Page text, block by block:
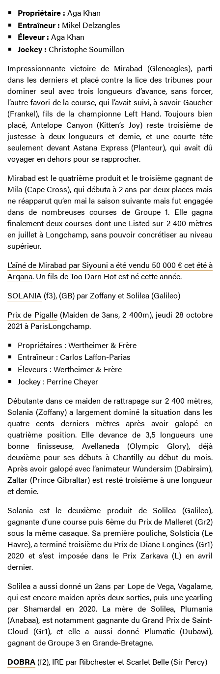
Propriétaire : Aga Khan
Entraîneur : Mikel Delzangles
Éleveur : Aga Khan
Jockey : Christophe Soumillon
Impressionnante victoire de Mirabad (Gleneagles), parti
dans les derniers et placé contre la lice des tribunes pour
dominer seul avec trois longueurs d’avance, sans forcer,
l’autre favori de la course, qui l’avait suivi, à savoir Gaucher
(Frankel), fils de la championne Left Hand. Toujours bien
placé, Antelope Canyon (Kitten’s Joy) reste troisième de
justesse à deux longueurs et demie, et une courte tête
seulement devant Astana Express (Planteur), qui avait dû
voyager en dehors pour se rapprocher.
Mirabad est le quatrième produit et le troisième gagnant de
Mila (Cape Cross), qui débuta à 2 ans par deux places mais
ne réapparut qu’en mai la saison suivante mais fut engagée
dans de nombreuses courses de Groupe 1. Elle gagna
finalement deux courses dont une Listed sur 2 400 mètres
en juillet à Longchamp, sans pouvoir concrétiser au niveau
supérieur.
L’aîné de Mirabad par Siyouni a été vendu 50 000 € cet été à
Arqana. Un fils de Too Darn Hot est né cette année.
SOLANIA (f3), (GB) par Zoffany et Solilea (Galileo)
Prix de Pigalle(Maiden de 3ans, 2 400m), jeudi 28 octobre
2021 à ParisLongchamp.
Propriétaires : Wertheimer & Frère
Entraîneur : Carlos Laffon-Parias
Éleveurs : Wertheimer & Frère
Jockey : Perrine Cheyer
Débutante dans ce maiden de rattrapage sur 2 400 mètres,
Solania (Zoffany) a largement dominé la situation dans les
quatre cents derniers mètres après avoir galopé en
quatrième position. Elle devance de 3,5 longueurs une
bonne finisseuse, Avellaneda (Olympic Glory), déjà
deuxième pour ses débuts à Chantilly au début du mois.
Après avoir galopé avec l’animateur Wundersim (Dabirsim),
Zaltar (Prince Gibraltar) est resté troisième à une longueur
et demie.
Solania est le deuxième produit de Solilea (Galileo),
gagnante d’une course puis 6ème du Prix de Malleret (Gr2)
sous la même casaque. Sa première pouliche, Solsticia (Le
Havre), a terminé troisième du Prix de Diane Longines (Gr1)
2020 et s’est imposée dans le Prix Zarkava (L) en avril
dernier.
Solilea a aussi donné un 2ans par Lope de Vega, Vagalame,
qui est encore maiden après deux sorties, puis une yearling
par Shamardal en 2020. La mère de Solilea, Plumania
(Anabaa), est notamment gagnante du Grand Prix de Saint-
Cloud (Gr1), et elle a aussi donné Plumatic (Dubawi),
gagnant de Groupe 3 en Grande-Bretagne.
DOBRA (f2), IRE par Ribchester et Scarlet Belle (Sir Percy)